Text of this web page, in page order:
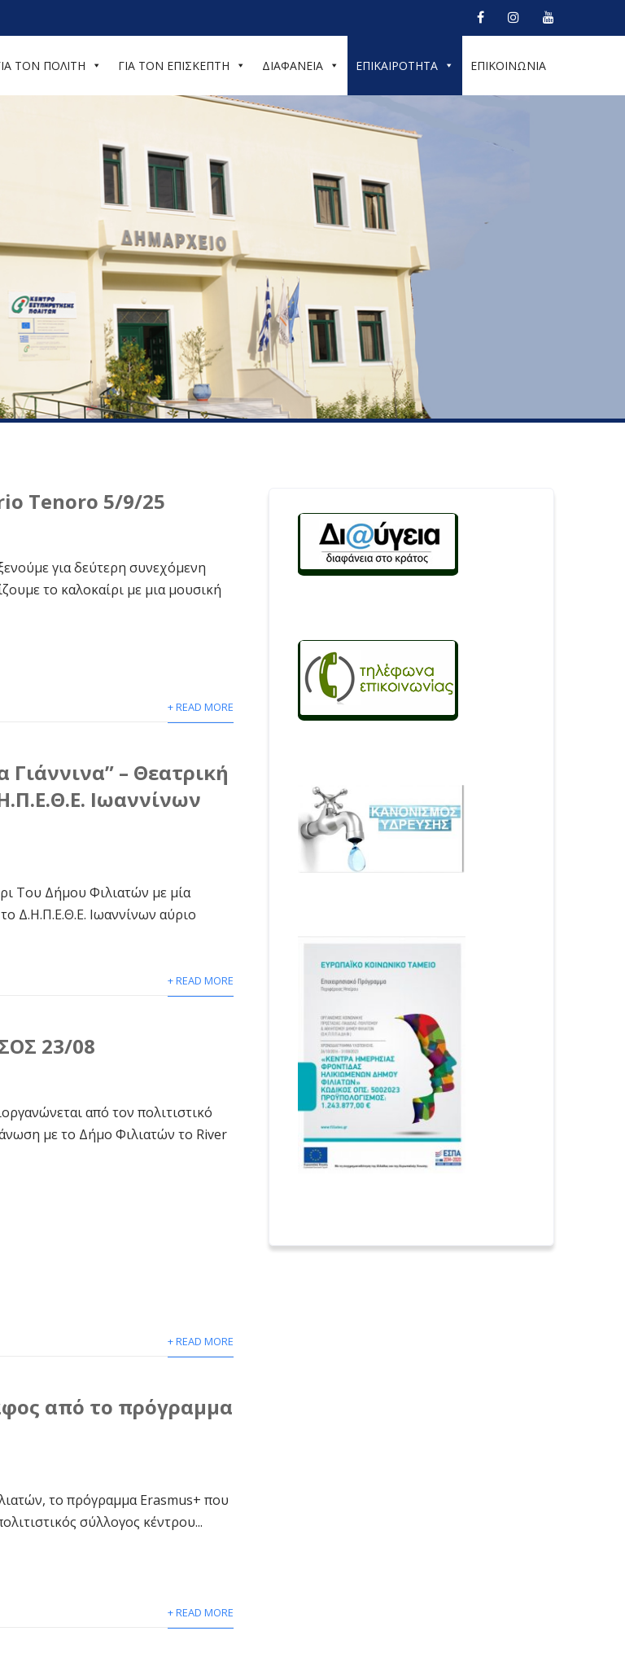
ΤΟΝ ΠΟΛΙΤΗ ΓΙΑ ΤΟΝ ΕΠΙΣΚΕΠΤΗ ΔΙΑΦΑΝΕΙΑ ΕΠΙΚΑΙΡΟΤΗΤΑ ΕΠΙΚΟΙΝΩΝΙΑ
Tenoro 5/9/25
για δεύτερη συνεχόμενη
το καλοκαίρι με μια μουσική
+ READ MORE
– Θεατρική
Ιωαννίνων
Του Δήμου Φιλιατών με μία
Δ.Η.Π.Ε.Θ.Ε. Ιωαννίνων αύριο
+ READ MORE
23/08
από τον πολιτιστικό
με το Δήμο Φιλιατών το River
+ READ MORE
από το πρόγραμμα
το πρόγραμμα Erasmus+ που
σύλλογος κέντρου...
+ READ MORE